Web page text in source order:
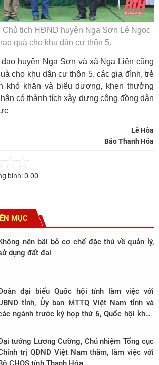
Chủ tịch HĐND huyện Nga Sơn Lê Ngọc
quà cho khu dân cư thôn 5.
huyện Nga Sơn và xã Nga Liên cũng
cho khu dân cư thôn 5, các gia đình, trẻ
khó khăn và biểu dương, khen thưởng
có thành tích xây dựng cộng đồng dân
Lê Hòa
Báo Thanh Hóa
bình:0.00
MỤC
nên bãi bỏ cơ chế đặc thù về quản lý,
dụng đất đai
đại biểu Quốc hội tỉnh làm việc với
tỉnh, Ủy ban MTTQ Việt Nam tỉnh và
ngành trước kỳ họp thứ 6, Quốc hội khóa
tướng Lương Cường, Chủ nhiệm Tổng cục
trị QĐND Việt Nam thăm, làm việc với